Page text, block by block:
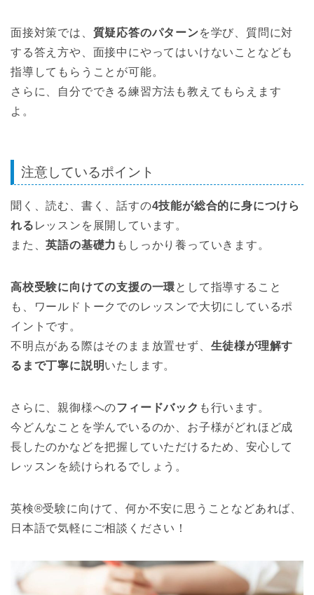
面接対策では、 質疑応答のパターンを学び、質問に対
する答え方や、面接中にやってはいけないことなども
指導してもらうことが可能。
さらに、自分でできる練習方法も教えてもらえます
よ。
注意しているポイント
聞く、読む、書く、話すの4技能が総合的に身につけら
れる レッスンを展開しています。
また、英語の基礎力 もしっかり養っていきます。
高校受験に向けての支援の一環として指導すること
も、ワールドトークでのレッスンで大切にしているポ
イントです。
不明点がある際はそのまま放置せず、 生徒様が理解す
るまで丁寧に説明いたします。
さらに、親御様へのフィードバック も行います。
今どんなことを学んでいるのか、お子様がどれほど成
長したのかなどを把握していただけるため、安心して
レッスンを続けられるでしょう。
英検®受験に向けて、何か不安に思うことなどあれば、
日本語で気軽にご相談ください！